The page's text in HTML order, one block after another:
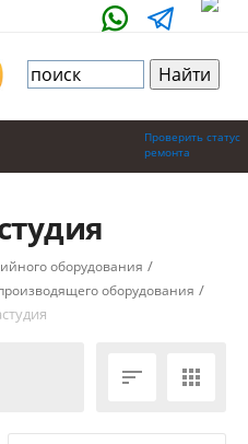
Проверить статус
ремонта
оборудования /
оборудования /
 